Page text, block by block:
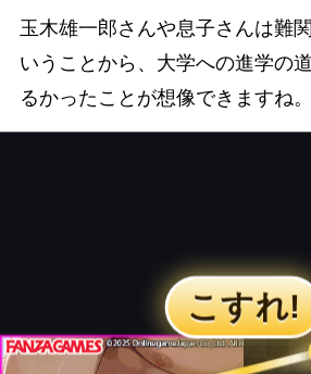
玉木雄一郎さんや息子さんは難
いうことから、大学への進学の
るかったことが想像できますね。